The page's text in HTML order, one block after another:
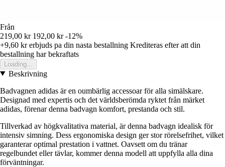
Från
219,00 kr 192,00 kr -12%
+9,60 krerbjuds pa din nasta bestallning Krediteras efter att din
bestallning har bekraftats
Loading...
Beskrivning
Badvagnen adidas är en oumbärlig accessoar för alla simälskare.
Designad med expertis och det världsberömda ryktet från märket
adidas, förenar denna badvagn komfort, prestanda och stil.
Tillverkad av högkvalitativa material, är denna badvagn idealisk för
intensiv simning. Dess ergonomiska design ger stor rörelsefrihet, vilket
garanterar optimal prestation i vattnet. Oavsett om du tränar
regelbundet eller tävlar, kommer denna modell att uppfylla alla dina
förväntningar.